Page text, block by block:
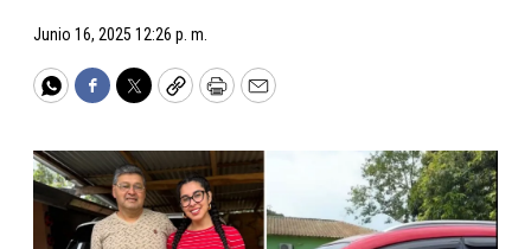
Junio 16, 2025 12:26 p. m.
WhatsApp
Facebook
TwitterCopyPrintEmail